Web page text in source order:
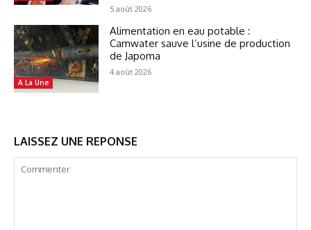
5 août 2026
A La Une
Alimentation en eau potable :
Camwater sauve l’usine de production
de Japoma
4 août 2026
LAISSEZ UNE REPONSE